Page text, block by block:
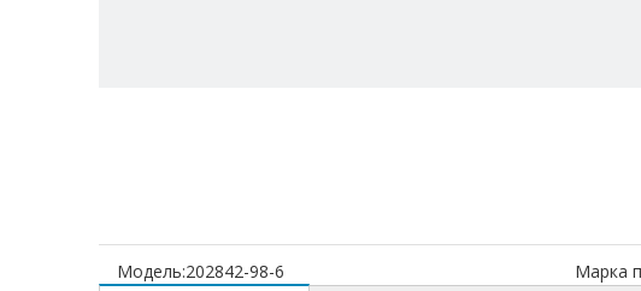
Модель:202842-98-6 Марка